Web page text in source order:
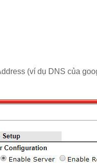
(ví dụ DNS của